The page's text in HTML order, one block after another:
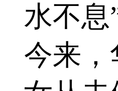
水不息
今来